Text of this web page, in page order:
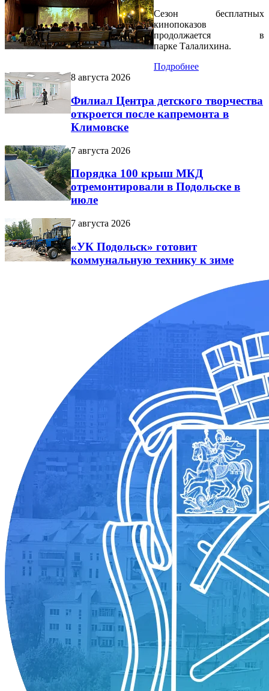
Сезон бесплатных
кинопоказов
продолжается в
парке Талалихина.
Подробнее
8 августа 2026
Филиал Центра детского творчества
откроется после капремонта в
Климовске
7 августа 2026
Порядка 100 крыш МКД
отремонтировали в Подольске в
июле
7 августа 2026
«УК Подольск» готовит
коммунальную технику к зиме